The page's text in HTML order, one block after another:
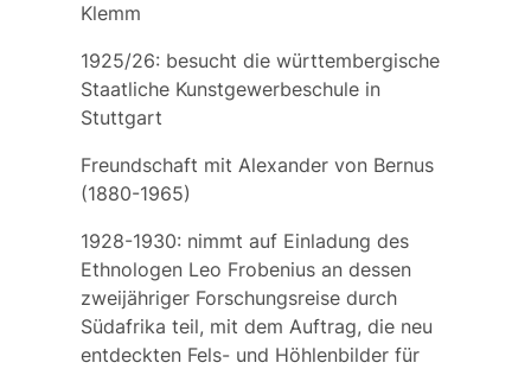
Klemm
1925/26: besucht die württembergische
Staatliche Kunstgewerbeschule in
Stuttgart
Freundschaft mit Alexander von Bernus
(1880-1965)
1928-1930: nimmt auf Einladung des
Ethnologen Leo Frobeniusan dessen
zweijähriger Forschungsreise durch
Südafrika teil, mit dem Auftrag, die neu
entdeckten Fels- und Höhlenbilder für